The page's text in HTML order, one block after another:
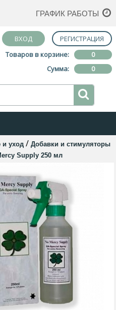
ГРАФИК РАБОТЫ
ВХОД
РЕГИСТРАЦИЯ
Товаров в корзине:
0
Сумма:
0
и уход / Добавки и стимуляторы
Supply 250 мл